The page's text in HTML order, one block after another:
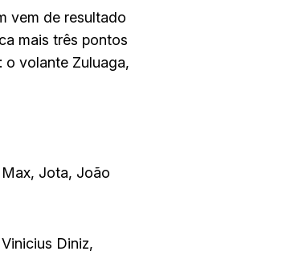
vem de resultado
mais três pontos
o volante Zuluaga,
Max, Jota, João
Diniz,